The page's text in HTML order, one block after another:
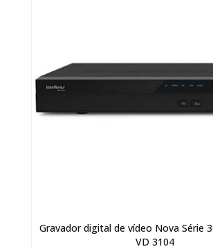
Gravador digital de vídeo Nova Série
VD 3104